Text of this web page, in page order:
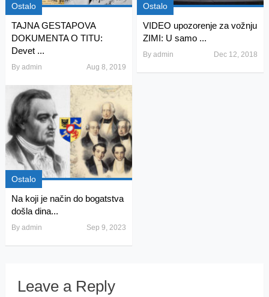
Ostalo
TAJNA GESTAPOVA
DOKUMENTA O TITU:
Devet ...
By admin Aug 8, 2019
Ostalo
VIDEO upozorenje za vožnju
ZIMI: U samo ...
Byadmin Dec 12, 2018
Ostalo
Na koji je način do bogatstva
došla dina...
By admin Sep 9, 2023
Leave a Reply